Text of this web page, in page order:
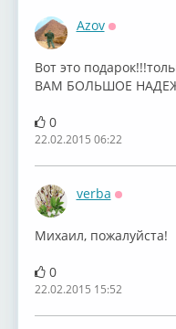
Azov
Вот это
ВАМ БОЛЬШОЕ
0
22.02.2015 06:22
verba
Михаил, пожалуйста!
0
22.02.2015 15:52